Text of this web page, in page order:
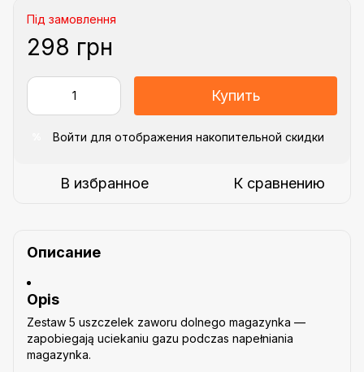
Під замовлення
298 грн
Купить
Войти для отображения накопительной скидки
В избранное К сравнению
Описание
Opis
Zestaw 5 uszczelek zaworu dolnego magazynka —
zapobiegają uciekaniu gazu podczas napełniania
magazynka.